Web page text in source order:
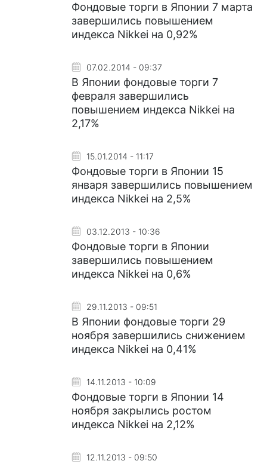
Фондовые торги в Японии 7 марта
завершились повышением
индекса Nikkei на 0,92%
07.02.2014 - 09:37
В Японии фондовые торги 7
февраля завершились
повышением индекса Nikkei на
2,17%
15.01.2014 - 11:17
Фондовые торги в Японии 15
января завершились повышением
индекса Nikkei на 2,5%
03.12.2013 - 10:36
Фондовые торги в Японии
завершились повышением
индекса Nikkei на 0,6%
29.11.2013 - 09:51
В Японии фондовые торги 29
ноября завершились снижением
индекса Nikkei на 0,41%
14.11.2013 - 10:09
Фондовые торги в Японии 14
ноября закрылись ростом
индекса Nikkei на 2,12%
12.11.2013 - 09:50